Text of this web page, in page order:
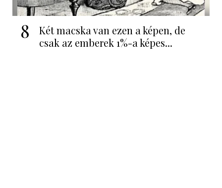
8
Két macska van ezen a képen, de
csak az emberek 1%-a képes...